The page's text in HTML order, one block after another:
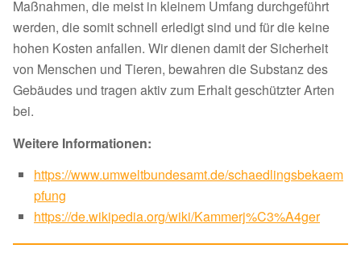
Maßnahmen, die meist in kleinem Umfang durchgeführt
werden, die somit schnell erledigt sind und für die keine
hohen Kosten anfallen. Wir dienen damit der Sicherheit
von Menschen und Tieren, bewahren die Substanz des
Gebäudes und tragen aktiv zum Erhalt geschützter Arten
bei.
Weitere Informationen:
https://www.umweltbundesamt.de/schaedlingsbekaem
pfung
https://de.wikipedia.org/wiki/Kammerj%C3%A4ger